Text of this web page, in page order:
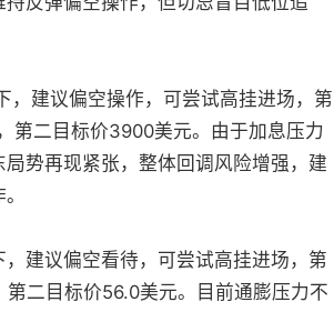
，建议偏空操作，可尝试高挂进场，第
第二目标价3900美元。由于加息压力
势再现紧张，整体回调风险增强，建
建议偏空看待，可尝试高挂进场，第
二目标价56.0美元。目前通膨压力不